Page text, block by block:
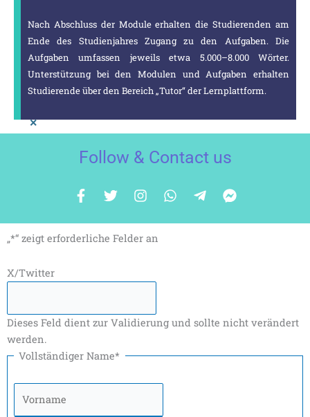
Nach Abschluss der Module erhalten die Studierenden am
Ende des Studienjahres Zugang zu den Aufgaben. Die
Aufgaben umfassen jeweils etwa 5.000–8.000 Wörter.
Unterstützung bei den Modulen und Aufgaben erhalten
Studierende über den Bereich „Tutor“ der Lernplattform.
×
Follow & Contact us
F
a
e
b
k
f
T
w
t
t
I
n
a
a
W
h
T
e
l
g
F
a
s
e
„*“ zeigt erforderliche Felder an
X/Twitter
Dieses Feld dient zur Validierung und sollte nicht verändert
werden.
Vollständiger Name*